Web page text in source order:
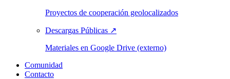
Proyectos de cooperación geolocalizados
Descargas Públicas ↗
Materiales en Google Drive (externo)
Comunidad
Contacto